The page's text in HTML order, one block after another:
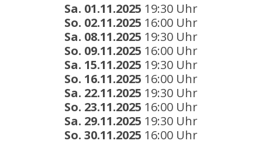
Sa. 01.11.2025 19:30 Uhr
So. 02.11.2025 16:00 Uhr
Sa. 08.11.2025 19:30 Uhr
So. 09.11.2025 16:00 Uhr
Sa. 15.11.2025 19:30 Uhr
So. 16.11.2025 16:00 Uhr
Sa. 22.11.2025 19:30 Uhr
So. 23.11.2025 16:00 Uhr
Sa. 29.11.2025 19:30 Uhr
So. 30.11.2025 16:00 Uhr